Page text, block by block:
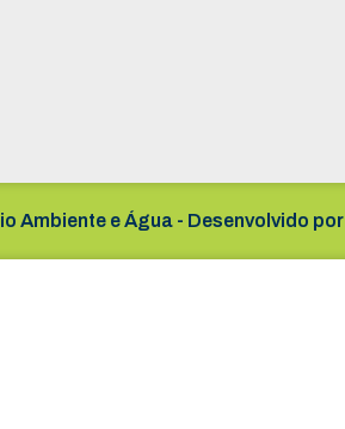
Ambiente e Água - Desenvolvido por